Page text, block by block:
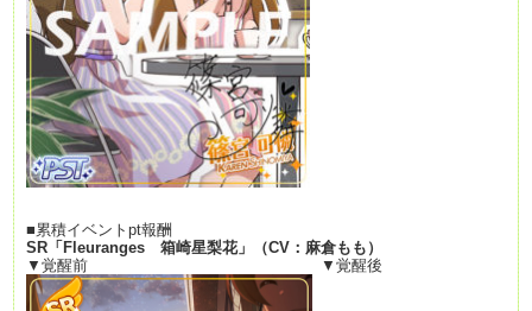
■累積イベントpt報酬
SR「 Fleuranges箱崎星梨花」（CV： 麻倉もも ）
▼覚醒前 ▼覚醒後